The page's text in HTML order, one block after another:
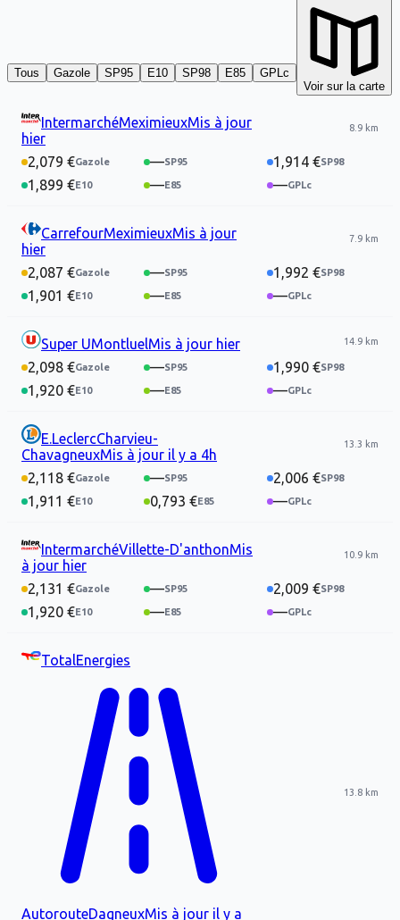
Tous Gazole SP95 E10 SP98 E85
GPLc
Voir sur la carte
IntermarchéMeximieuxMis à jour
hier
8.9 km
2,079 € —
1,914 €
1,899 €
— —
CarrefourMeximieuxMis à jour
hier
7.9 km
2,087 € —
1,992 €
1,901 €
— —
Super UMontluelMis à jour hier 14.9 km
2,098 € —
1,990 €
1,920 €
— —
E.LeclercCharvieu-
ChavagneuxMis à jour il y a 4h
13.3 km
2,118 € —
2,006 €
1,911 €
0,793 € —
IntermarchéVillette-D'anthonMis
à jour hier
10.9 km
2,131 € —
2,009 €
1,920 €
— —
TotalEnergies
AutorouteDagneuxMis à jour il y a
13.8 km